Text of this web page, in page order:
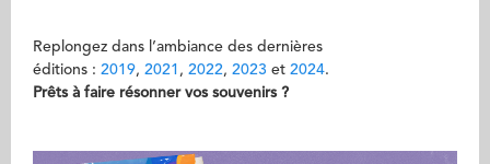
Replongez dans l’ambiance des dernières
éditions : 2019, 2021 , 2022, 2023 et 2024.
Prêts à faire résonner vos souvenirs ?